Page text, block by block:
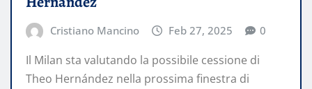
Cristiano Mancino Feb 27, 2025 0
Il Milan sta valutando la possibile cessione di
Theo Hernández nella prossima finestra di